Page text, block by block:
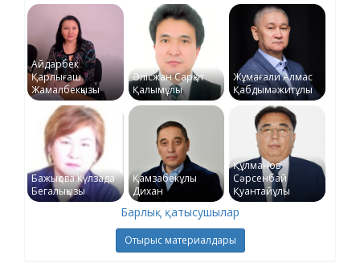
Айдарбек
Қарлығаш
Жамалбекқызы
Әлісжан Сарқыт
Қалымұлы
Жұмағали Алмас
Қабдымәжитұлы
Бажықова Күлзада
Бегалықызы
Қамзабекұлы
Дихан
Құлманов
Сәрсенбай
Қуантайұлы
Барлық қатысушылар
Отырыс материалдары